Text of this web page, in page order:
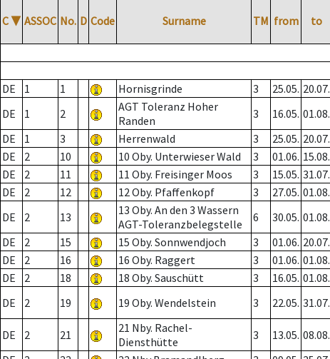
C ▼ ASSOC No. D Code Surname TM from to
DE
1 1 Hornisgrinde 3 25.05. 20.07.
DE
1 2
AGT Toleranz Hoher
Randen
3 16.05. 01.08.
DE
1 3 Herrenwald 3 25.05. 20.07.
DE
2 10 10 Oby. Unterwieser Wald 3 01.06. 15.08.
DE
2 11 11 Oby. Freisinger Moos 3 15.05. 31.07.
DE
2 12 12 Oby. Pfaffenkopf 3 27.05. 01.08.
DE
2 13
13 Oby. An den 3 Wassern
AGT-Toleranzbelegstelle
6 30.05. 01.08.
DE
2 15 15 Oby. Sonnwendjoch 3 01.06. 20.07.
DE
2 16 16 Oby. Raggert 3 01.06. 01.08.
DE
2 18 18 Oby. Sauschütt 3 16.05. 01.08.
DE
2 19 19 Oby. Wendelstein 3 22.05. 31.07.
DE 2 21
21 Nby. Rachel-
Diensthütte
3 13.05. 08.08.